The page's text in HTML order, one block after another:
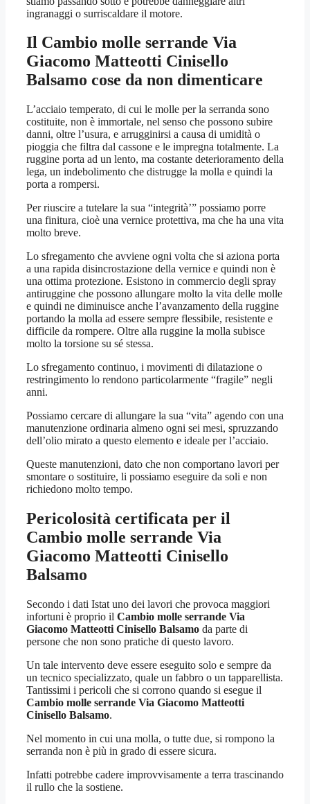
ingranaggi o surriscaldare il motore.
Il Cambio molle serrande Via
Giacomo Matteotti Cinisello
Balsamo cose da non dimenticare
L’acciaio temperato, di cui le molle per la serranda sono
costituite, non è immortale, nel senso che possono subire
danni, oltre l’usura, e arrugginirsi a causa di umidità o
pioggia che filtra dal cassone e le impregna totalmente. La
ruggine porta ad un lento, ma costante deterioramento della
lega, un indebolimento che distrugge la molla e quindi la
porta a rompersi.
Per riuscire a tutelare la sua “integrità’” possiamo porre
una finitura, cioè una vernice protettiva, ma che ha una vita
molto breve.
Lo sfregamento che avviene ogni volta che si aziona porta
a una rapida disincrostazione della vernice e quindi non è
una ottima protezione. Esistono in commercio degli spray
antiruggine che possono allungare molto la vita delle molle
e quindi ne diminuisce anche l’avanzamento della ruggine
portando la molla ad essere sempre flessibile, resistente e
difficile da rompere. Oltre alla ruggine la molla subisce
molto la torsione su sé stessa.
Lo sfregamento continuo, i movimenti di dilatazione o
restringimento lo rendono particolarmente “fragile” negli
anni.
Possiamo cercare di allungare la sua “vita” agendo con una
manutenzione ordinaria almeno ogni sei mesi, spruzzando
dell’olio mirato a questo elemento e ideale per l’acciaio.
Queste manutenzioni, dato che non comportano lavori per
smontare o sostituire, li possiamo eseguire da soli e non
richiedono molto tempo.
Pericolosità certificata per il
Cambio molle serrande Via
Giacomo Matteotti Cinisello
Balsamo
Secondo i dati Istat uno dei lavori che provoca maggiori
infortuni è proprio il Cambio molle serrande Via
Giacomo Matteotti Cinisello Balsamo da parte di
persone che non sono pratiche di questo lavoro.
Un tale intervento deve essere eseguito solo e sempre da
un tecnico specializzato, quale un fabbro o un tapparellista.
Tantissimi i pericoli che si corrono quando si esegue il
Cambio molle serrande Via Giacomo Matteotti
Cinisello Balsamo.
Nel momento in cui una molla, o tutte due, si rompono la
serranda non è più in grado di essere sicura.
Infatti potrebbe cadere improvvisamente a terra trascinando
il rullo che la sostiene.